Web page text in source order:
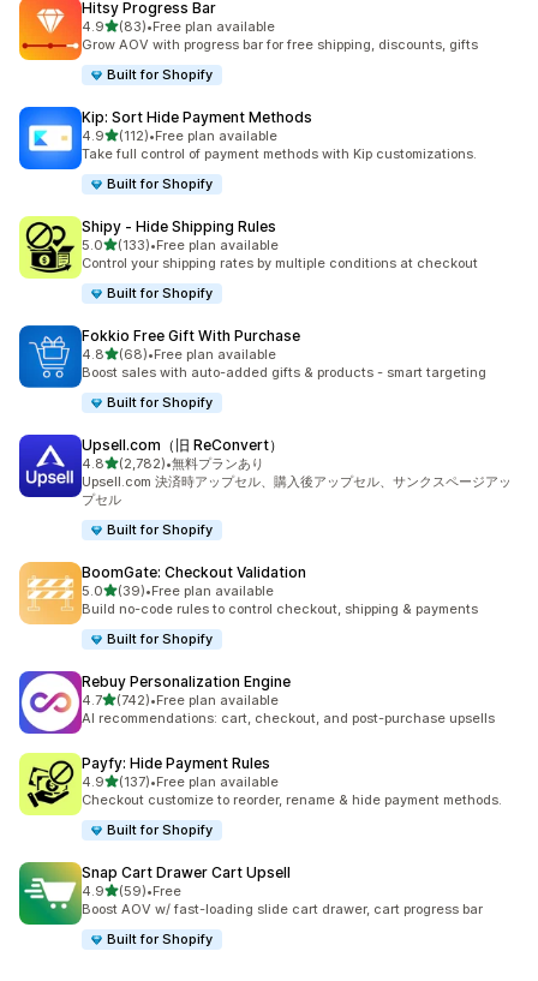
Hitsy Progress Bar
4.95つ星中
(83)
合計レビュー数：83件
•Free plan available
Grow AOV with progress bar for free shipping, discounts, gifts
Built for Shopify
Kip: Sort Hide Payment Methods
4.95つ星中
(112)
合計レビュー数：112件
•Free plan available
Take full control of payment methods with Kip customizations.
Built for Shopify
Shipy ‑ Hide Shipping Rules
5.05つ星中
(133)
合計レビュー数：133件
•Free plan available
Control your shipping rates by multiple conditions at checkout
Built for Shopify
Fokkio Free Gift With Purchase
4.85つ星中
(68)
合計レビュー数：68件
•Free plan available
Boost sales with auto-added gifts & products - smart targeting
Built for Shopify
Upsell.com（旧 ReConvert）
4.85つ星中
(2,782)
合計レビュー数：2782件
•無料プランあり
Upsell.com 決済時アップセル、購入後アップセル、サンクスページアッ
プセル
Built for Shopify
BoomGate: Checkout Validation
5.05つ星中
(39)
合計レビュー数：39件
•Free plan available
Build no-code rules to control checkout, shipping & payments
Built for Shopify
Rebuy Personalization Engine
4.75つ星中
(742)
合計レビュー数：742件
•Free plan available
AI recommendations: cart, checkout, and post-purchase upsells
Payfy: Hide Payment Rules
4.95つ星中
(137)
合計レビュー数：137件
•Free plan available
Checkout customize to reorder, rename & hide payment methods.
Built for Shopify
Snap Cart Drawer Cart Upsell
4.95つ星中
(59)
合計レビュー数：59件
•Free
Boost AOV w/ fast-loading slide cart drawer, cart progress bar
Built for Shopify